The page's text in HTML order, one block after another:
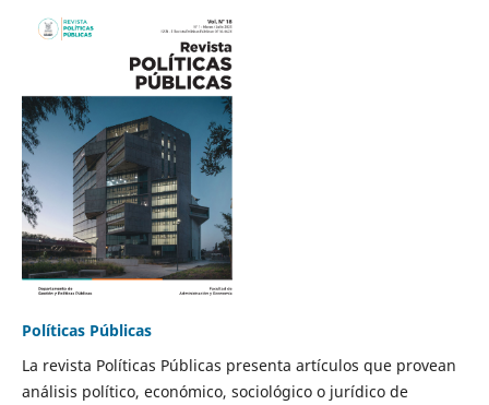
Políticas Públicas
La revista Políticas Públicas presenta artículos que provean
análisis político, económico, sociológico o jurídico de